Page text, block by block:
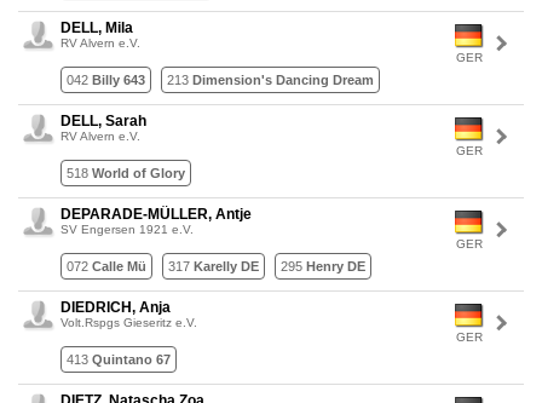
GER
DELL, Mila
RV Alvern e.V.
042 Billy 643 213 Dimension's Dancing Dream
GER
DELL, Sarah
RV Alvern e.V.
518 World of Glory
GER
DEPARADE-MÜLLER, Antje
SV Engersen 1921 e.V.
072 Calle Mü 317 Karelly DE 295 Henry DE
GER
DIEDRICH, Anja
Volt.Rspgs Gieseritz e.V.
413 Quintano 67